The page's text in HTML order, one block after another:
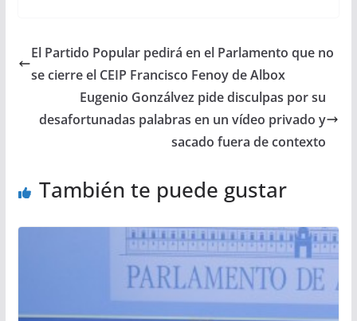
El Partido Popular pedirá en el Parlamento que no
se cierre el CEIP Francisco Fenoy de Albox
Eugenio Gonzálvez pide disculpas por su
desafortunadas palabras en un vídeo privado y
sacado fuera de contexto
También te puede gustar